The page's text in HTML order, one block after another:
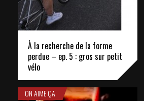
À la recherche de la forme
perdue – ep. 5 : gros sur petit
vélo
ON AIME ÇA